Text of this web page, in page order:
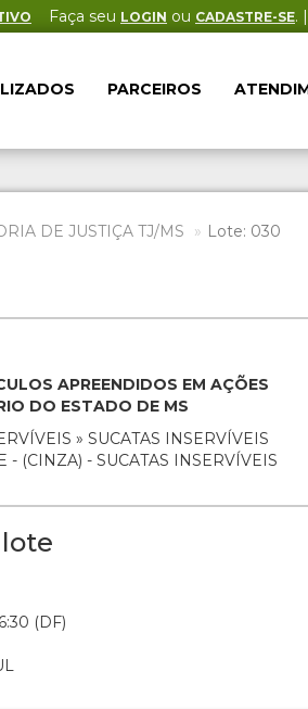
Faça seu LOGIN ou CADASTRE-SE. |
PARCEIROS
DE JUSTIÇA TJ/MS Lote: 030
APREENDIDOS EM AÇÕES
DO ESTADO DE MS
» SUCATAS INSERVÍVEIS
- (CINZA) - SUCATAS INSERVÍVEIS
(DF)